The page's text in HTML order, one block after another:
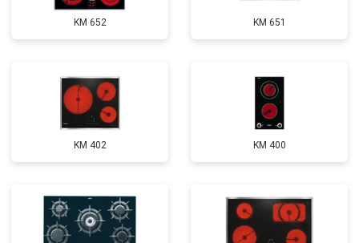
KM 652 KM 651
KM 402 KM 400